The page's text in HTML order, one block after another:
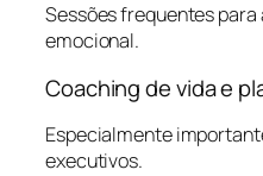
Sessões frequentes
emocional.
Coaching de vida e
Especialmente
executivos.